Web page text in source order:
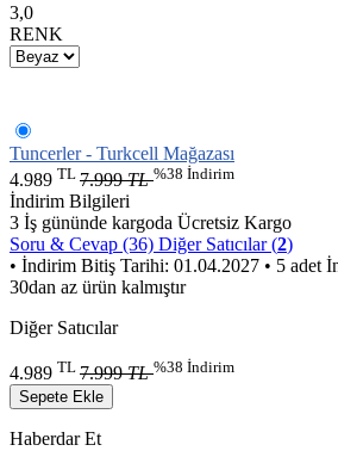
3,0
RENK
Tuncerler - Turkcell Mağazası
4.989 TL 7.999TL%38 İndirim
İndirim Bilgileri
3 İş gününde kargoda Ücretsiz Kargo
Soru & Cevap (36) Diğer Satıcılar (2)
• İndirim Bitiş Tarihi: 01.04.2027 • 5 adet
30dan az ürün kalmıştır
Diğer Satıcılar
4.989 TL 7.999TL%38 İndirim
Sepete Ekle
Haberdar Et